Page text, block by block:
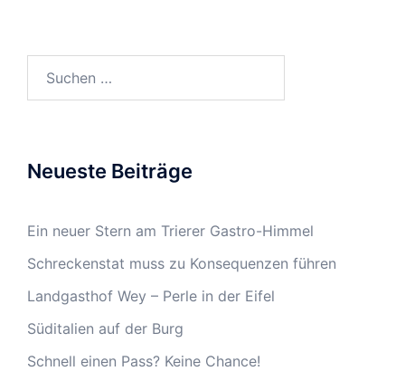
Neueste Beiträge
Ein neuer Stern am Trierer Gastro-Himmel
Schreckenstat muss zu Konsequenzen führen
Landgasthof Wey – Perle in der Eifel
Süditalien auf der Burg
Schnell einen Pass? Keine Chance!